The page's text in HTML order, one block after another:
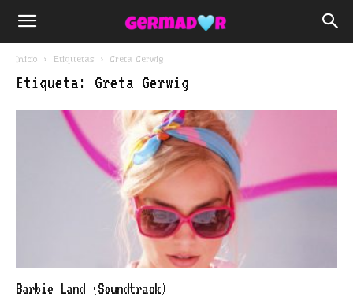
Inicio Etiquetas Greta Gerwig
Etiqueta: Greta Gerwig
Barbie Land (Soundtrack)